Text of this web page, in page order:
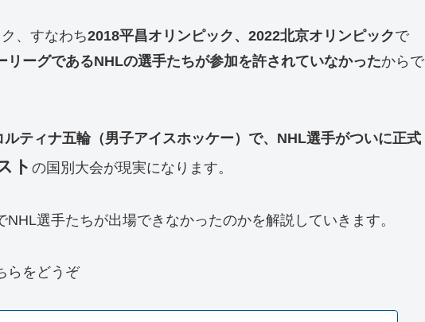
、すなわち2018平昌オリンピック、2022北京オリンピックで
リーグであるNHLの選手たちが参加を許されていなかったからで
ティナ五輪（男子アイスホッケー）で、NHL選手がついに正式
ト の国別大会が現実になります。
選手たちが出場できなかったのかを解説していきます。
らをどうぞ